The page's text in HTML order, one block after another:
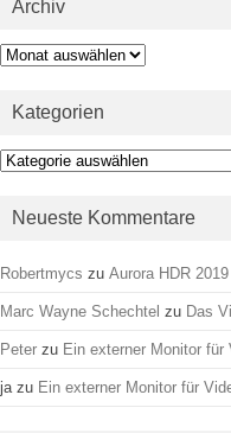
Archiv
Archiv
Kategorien
Kategorien
Neueste Kommentare
Robertmycs zu Aurora HDR 2019
Marc Wayne Schechtel zu Das
Peter zu Ein externer Monitor für
ja zu Ein externer Monitor für